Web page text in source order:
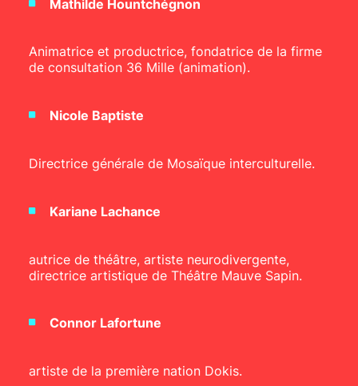
Mathilde Hountchégnon
Animatrice et productrice, fondatrice de la firme
de consultation 36 Mille (animation).
Nicole Baptiste
Directrice générale de Mosaïque interculturelle.
Kariane Lachance
autrice de théâtre, artiste neurodivergente,
directrice artistique de Théâtre Mauve Sapin.
Connor Lafortune
artiste de la première nation Dokis.